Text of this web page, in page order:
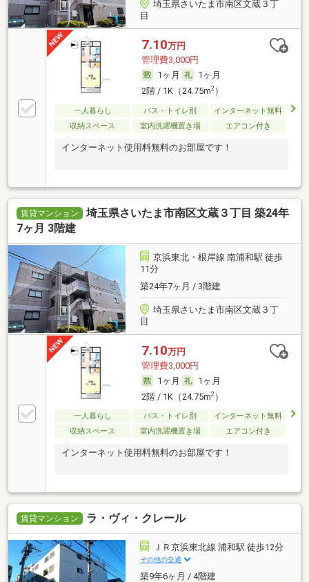
埼玉県さいたま市南区文蔵３丁
目
7.10万円
管理費3,000円
1ヶ月
1ヶ月
2階 / 1K（24.75m2）
一人暮らし バス・トイレ別
インターネット無料
収納スペース
室内洗濯機置き場 エアコン付き
インターネット使用料無料のお部屋です！
賃貸マンション
埼玉県さいたま市南区文蔵３丁目 築24年
7ヶ月 3階建
京浜東北・根岸線 南浦和駅 徒歩
11分
築24年7ヶ月 / 3階建
埼玉県さいたま市南区文蔵３丁
目
7.10万円
管理費3,000円
1ヶ月
1ヶ月
2階 / 1K（24.75m2）
一人暮らし バス・トイレ別
インターネット無料
収納スペース
室内洗濯機置き場 エアコン付き
インターネット使用料無料のお部屋です！
賃貸マンション ラ・ヴィ・クレール
ＪＲ京浜東北線 浦和駅 徒歩12分
その他の交通
築9年6ヶ月 / 4階建